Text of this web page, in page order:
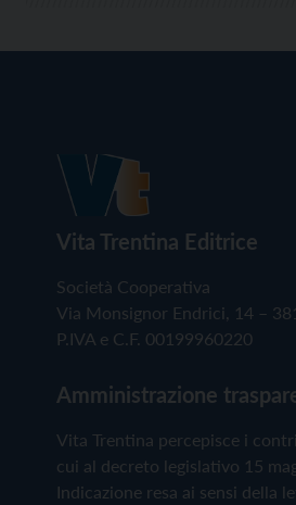
Vita Trentina Editrice
Società Cooperativa
Via Monsignor Endrici, 14 –
P.IVA e C.F. 00199960220
Amministrazione
Vita Trentina percepisce i
cui al decreto legislativo 15
Indicazione resa ai sensi della